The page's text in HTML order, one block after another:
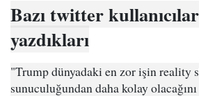
Bazı twitter
yazdıkları
"Trump dünyadaki en zor işin reality
sunuculuğundan daha kolay